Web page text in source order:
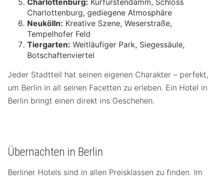
Charlottenburg: Kurfürstendamm, Schloss
Charlottenburg, gediegene Atmosphäre
Neukölln: Kreative Szene, Weserstraße,
Tempelhofer Feld
Tiergarten: Weitläufiger Park, Siegessäule,
Botschaftenviertel
Jeder Stadtteil hat seinen eigenen Charakter – perfekt,
um Berlin in all seinen Facetten zu erleben. Ein Hotel in
Berlin bringt einen direkt ins Geschehen.
Übernachten in Berlin
Berliner Hotels sind in allen Preisklassen zu finden. Im